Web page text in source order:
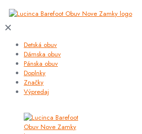
✕
Detská obuv
Dámska obuv
Pánska obuv
Doplnky
Značky
Výpredaj